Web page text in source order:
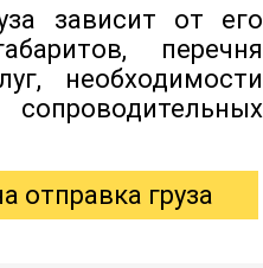
зависит от его
перечня
необходимости
отправка груза